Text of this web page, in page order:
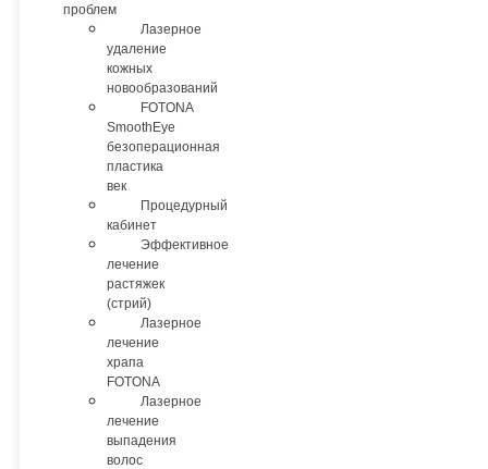
проблем
Лазерное
удаление
кожных
новообразований
FOTONA
SmoothEye
безоперационная
пластика
век
Процедурный
кабинет
Эффективное
лечение
растяжек
(стрий)
Лазерное
лечение
храпа
FOTONA
Лазерное
лечение
выпадения
волос